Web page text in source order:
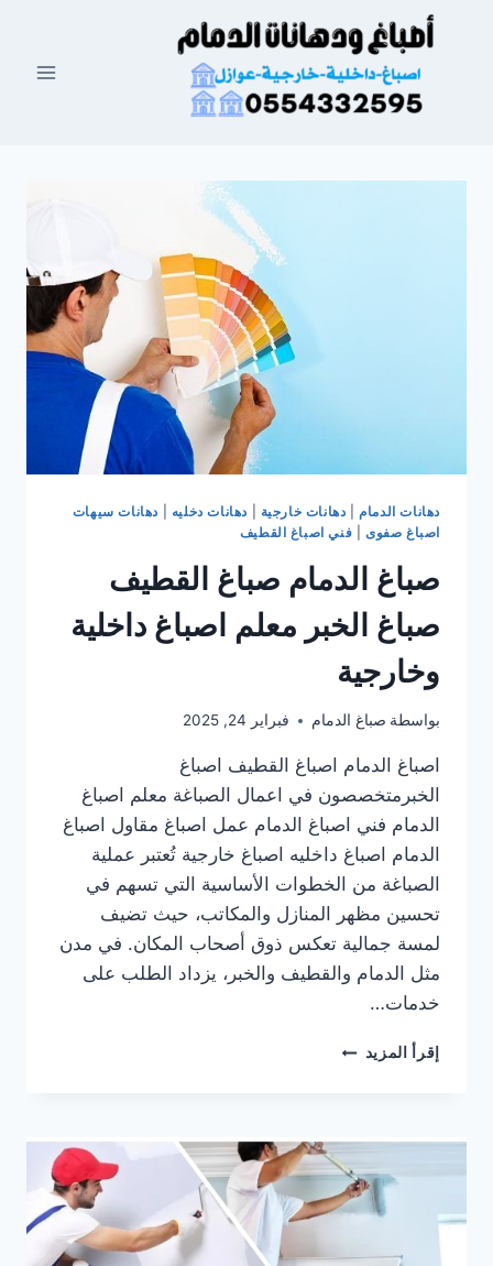
دهانات الدمام دهانات خارجية دهانات دخليه
دهانات سيهات
اصباغ صفوى| فني اصباغ القطيف
صباغ الدمام صباغ القطيف
صباغ الخبر معلم اصباغ داخلية
وخارجية
بواسطة صباغ الدمام فبراير 24, 2025
اصباغ الدمام اصباغ القطيف اصباغ
الخبرمتخصصون في اعمال الصباغة معلم اصباغ
الدمام فني اصباغ الدمام عمل اصباغ مقاول اصباغ
الدمام اصباغ داخليه اصباغ خارجية تُعتبر عملية
الصباغة من الخطوات الأساسية التي تسهم في
تحسين مظهر المنازل والمكاتب، حيث تضيف
لمسة جمالية تعكس ذوق أصحاب المكان. في مدن
مثل الدمام والقطيف والخبر، يزداد الطلب على
خدمات…
إقرأ المزيد صباغ
صباغ
الخبر
معلم
اصباغ
وخارجية